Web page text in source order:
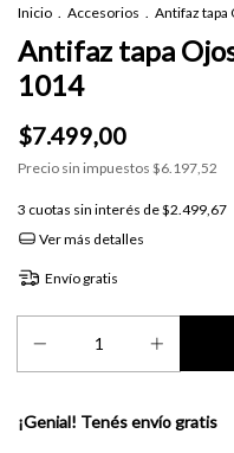
Inicio Accesorios Antifaz tapa
Antifaz tapa
1014
$7.499,00
Precio sin impuestos $6.197,52
3 cuotas sin interés de$2.499,67
Ver más detalles
Envío gratis
¡Genial! Tenés envío gratis